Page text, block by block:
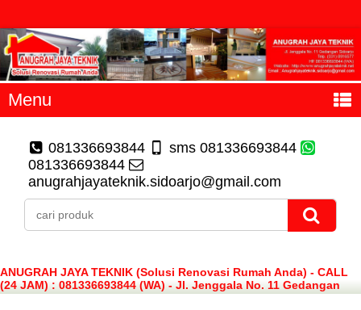
Menu
081336693844
sms 081336693844
081336693844
anugrahjayateknik.sidoarjo@gmail.com
ANUGRAH JAYA TEKNIK (Solusi Renovasi Rumah Anda) - CALL
(24 JAM) : 081336693844 (WA) - Jl. Jenggala No. 11 Gedangan
Sidoarjo